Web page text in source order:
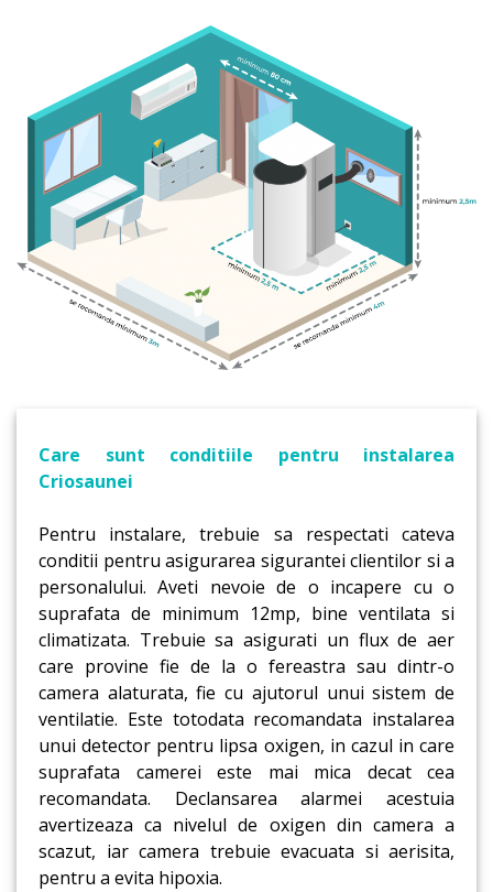
Care sunt conditiile pentru instalarea
Criosaunei
Pentru instalare, trebuie sa respectati cateva
conditii pentru asigurarea sigurantei clientilor si a
personalului. Aveti nevoie de o incapere cu o
suprafata de minimum 12mp, bine ventilata si
climatizata. Trebuie sa asigurati un flux de aer
care provine fie de la o fereastra sau dintr-o
camera alaturata, fie cu ajutorul unui sistem de
ventilatie. Este totodata recomandata instalarea
unui detector pentru lipsa oxigen, in cazul in care
suprafata camerei este mai mica decat cea
recomandata. Declansarea alarmei acestuia
avertizeaza ca nivelul de oxigen din camera a
scazut, iar camera trebuie evacuata si aerisita,
pentru a evita hipoxia.